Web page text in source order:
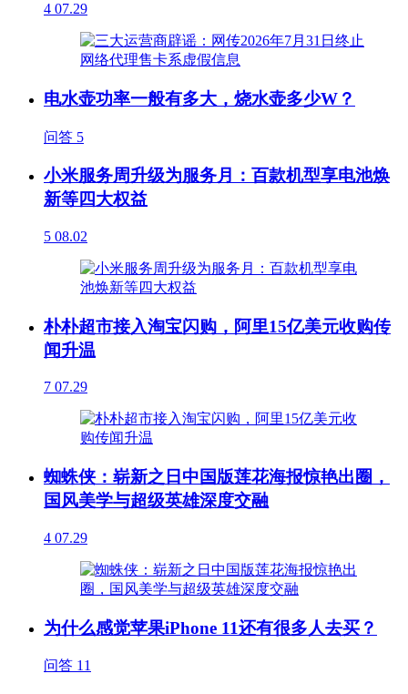
4 07.29
电水壶功率一般有多大，烧水壶多少W？
问答 5
小米服务周升级为服务月：百款机型享电池焕
新等四大权益
5 08.02
朴朴超市接入淘宝闪购，阿里15亿美元收购传
闻升温
7 07.29
蜘蛛侠：崭新之日中国版莲花海报惊艳出圈，
国风美学与超级英雄深度交融
4 07.29
为什么感觉苹果iPhone 11还有很多人去买？
问答 11